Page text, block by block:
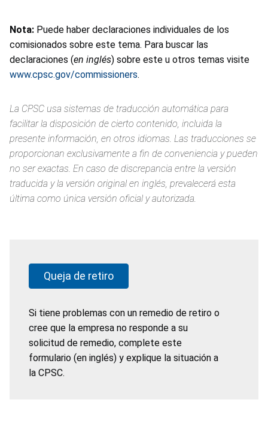
Nota: Puede haber declaraciones individuales de los
comisionados sobre este tema. Para buscar las
declaraciones (en inglés) sobre este u otros temas visite
www.cpsc.gov/commissioners.
La CPSC usa sistemas de traducción automática para
facilitar la disposición de cierto contenido, incluida la
presente información, en otros idiomas. Las traducciones se
proporcionan exclusivamente a fin de conveniencia y pueden
no ser exactas. En caso de discrepancia entre la versión
traducida y la versión original en inglés, prevalecerá esta
última como única versión oficial y autorizada.
Queja de retiro
Si tiene problemas con un remedio de retiro o
cree que la empresa no responde a su
solicitud de remedio, complete este
formulario (en inglés) y explique la situación a
la CPSC.